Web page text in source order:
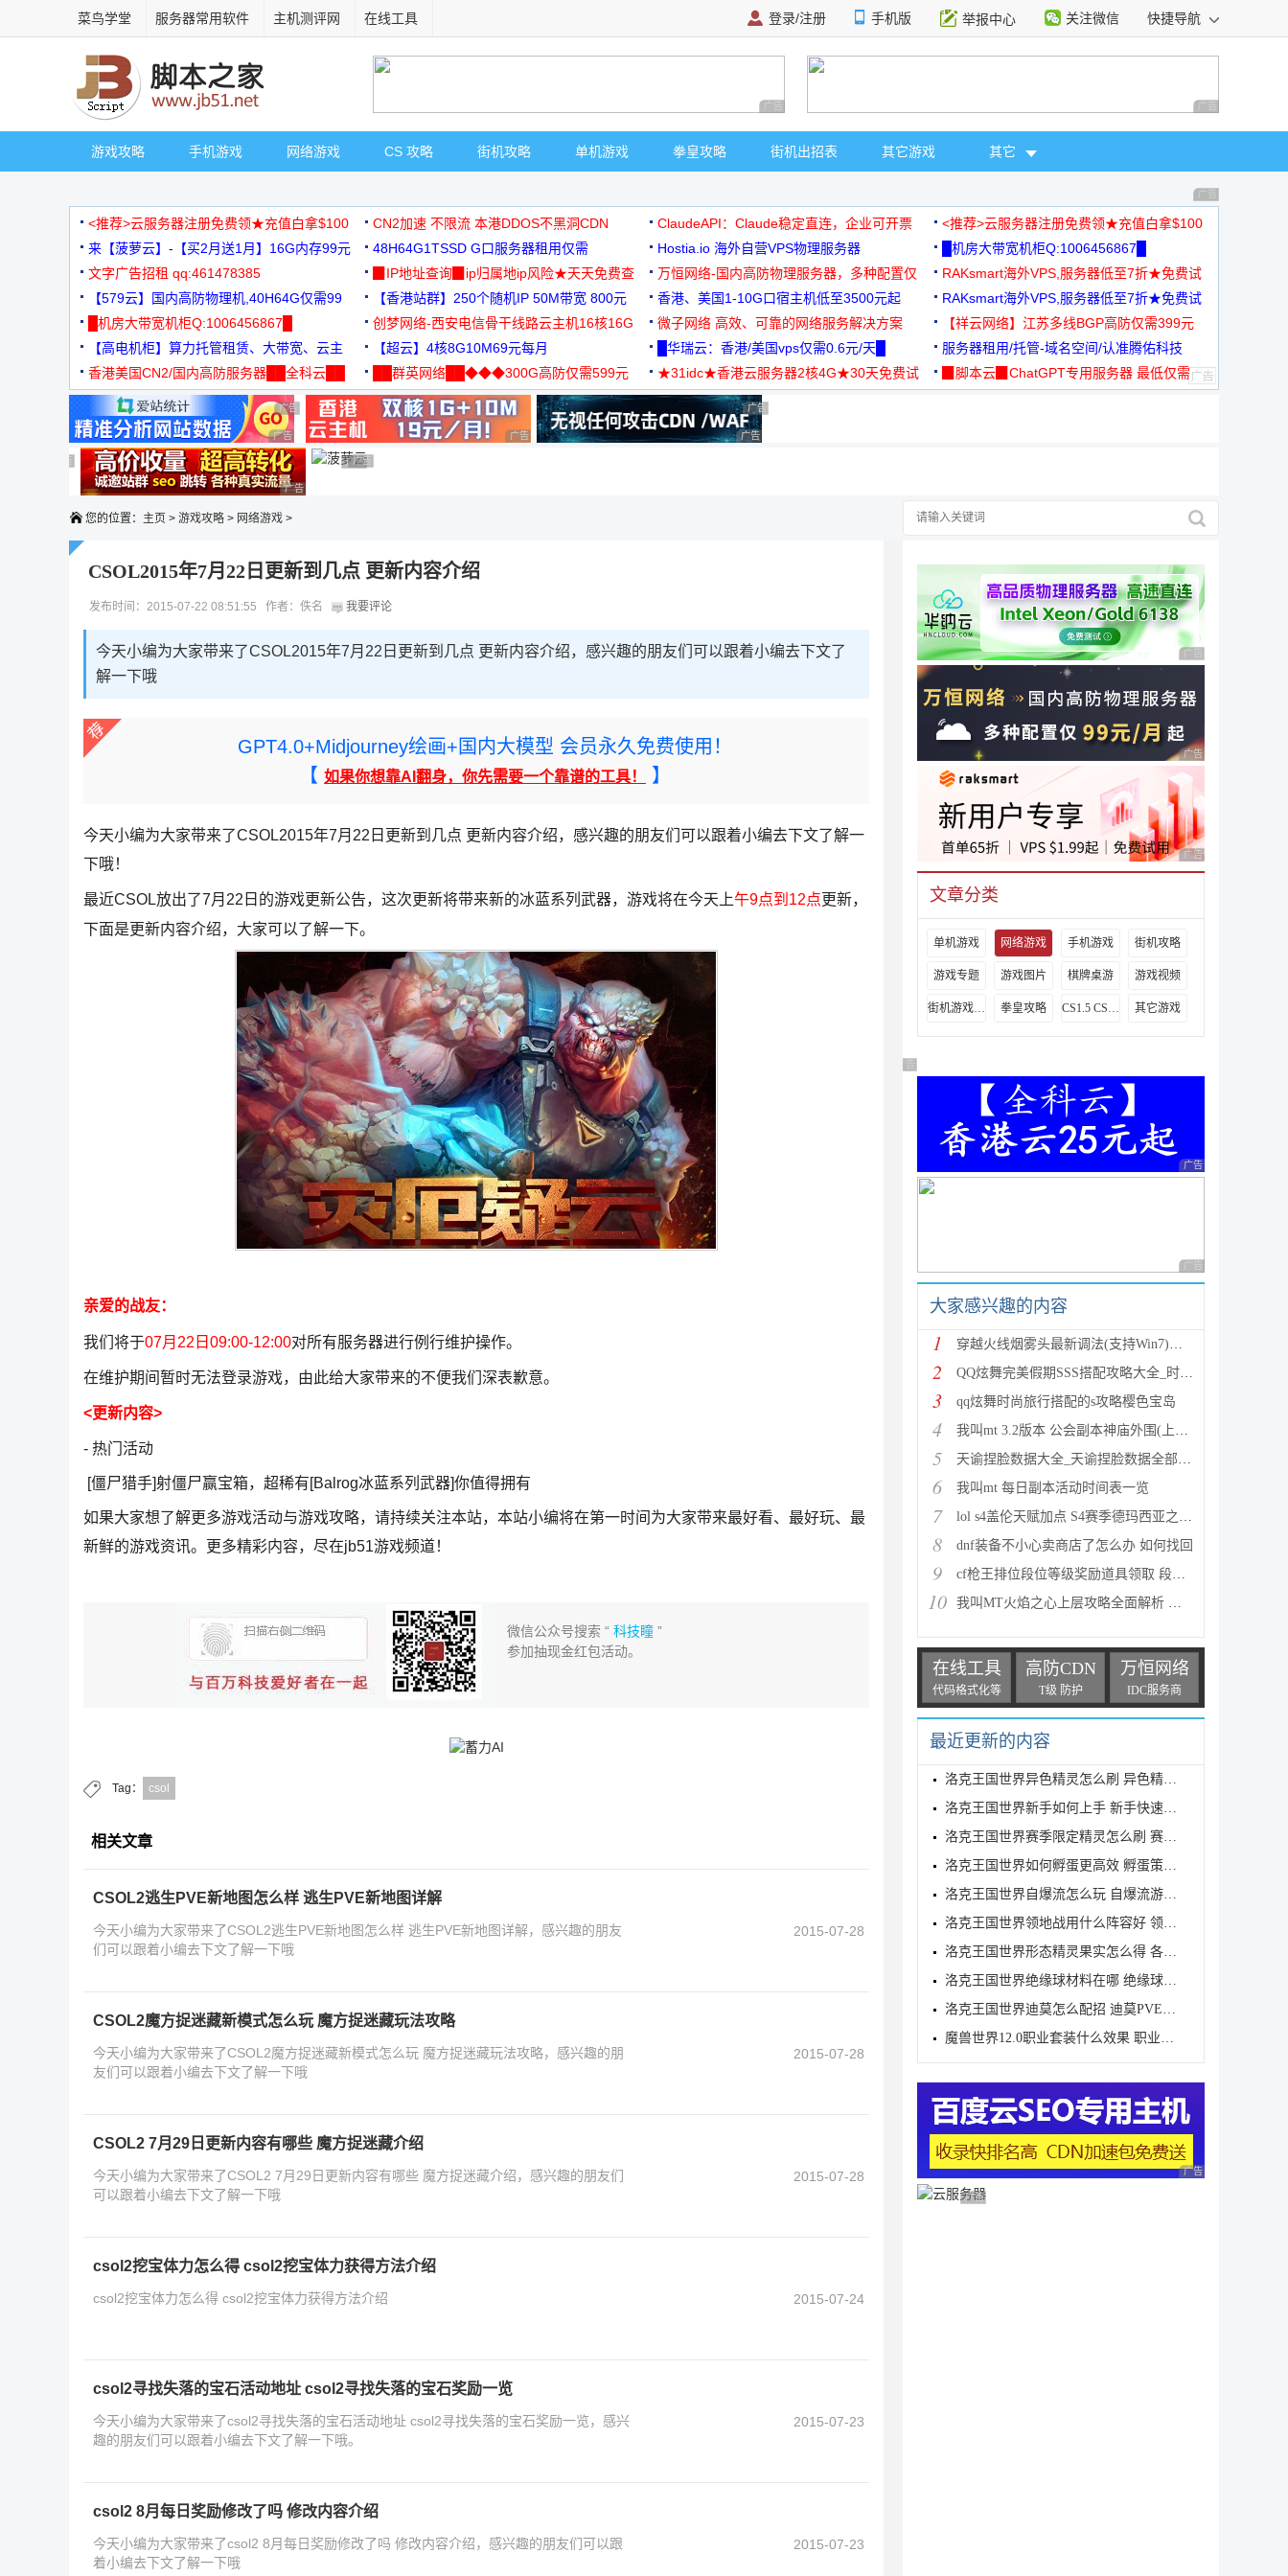
菜鸟学堂 服务器常用软件 主机测评网 在线工具 登录/注册 手机版 举报中心 关注微信 快捷导航
广告 商业广告，理性选择 广告 商业广告，理
游戏攻略 手机游戏 网络游戏 CS 攻略 街机攻略 单机游戏 拳皇攻略 街机出招表 其它游戏 其它
广告 商业广告，理
<推荐>云服务器注册免费领★充值白拿$100 CN2加速 不限流 本港DDOS不黑洞CDN ClaudeAPI：Claude稳定直连，企业可开票
<推荐>云服务器注册免费领★充值白拿$100
来【菠萝云】-【买2月送1月】16G内存99元
48H64G1TSSD G口服务器租用仅需
3000+可免费测试
Hostia.io 海外自营VPS物理服务器
█机房大带宽机柜Q:1006456867█
文字广告招租 qq:461478385
▉IP地址查询▉ip归属地ip风险★天天免费查
万恒网络-国内高防物理服务器，多种配置仅
99元/月起
RAKsmart海外VPS,服务器低至7折★免费试
用★
【579云】国内高防物理机,40H64G仅需99
元
【香港站群】250个随机IP 50M带宽 800元 香港、美国1-10G口宿主机低至3500元起
RAKsmart海外VPS,服务器低至7折★免费试
用★
█机房大带宽机柜Q:1006456867█
创梦网络-西安电信骨干线路云主机16核16G
88元/月
微子网络 高效、可靠的网络服务解决方案
【祥云网络】江苏多线BGP高防仅需399元
【高电机柜】算力托管租赁、大带宽、云主
机
【超云】4核8G10M69元每月 █华瑞云：香港/美国vps仅需0.6元/天█
服务器租用/托管-域名空间/认准腾佑科技
香港美国CN2/国内高防服务器██全科云██
██群英网络██◆◆◆300G高防仅需599元
◆◆◆
★31idc★香港云服务器2核4G★30天免费试
用◆
▉脚本云▉ChatGPT专用服务器 最低仅需
广告 商业广告，理性选择
广告 商业广告，理性选择
广告 商业广告，理性选择 广告 商业广告，理性选择
广告 商业广告，理性选择
广告 商业广告，理性选择
广告 商业广告，理性选择
广告 商业广告，理性选择
广告 商业广告，理性选择
广告 商业广告，理性选择
您的位置： 主页 > 游戏攻略 > 网络游戏 >
CSOL2015年7月22日更新到几点 更新内容介绍
发布时间：2015-07-22 08:51:55 作者：佚名 我要评论
今天小编为大家带来了CSOL2015年7月22日更新到几点 更新内容介绍，感兴趣的朋友们可以跟着小编去下文了
解一下哦
GPT4.0+Midjourney绘画+国内大模型 会员永久免费使用！
【 如果你想靠AI翻身，你先需要一个靠谱的工具！ 】
今天小编为大家带来了CSOL2015年7月22日更新到几点 更新内容介绍，感兴趣的朋友们可以跟着小编去下文了解一
下哦！
最近CSOL放出了7月22日的游戏更新公告，这次更新将带来新的冰蓝系列武器，游戏将在今天上午9点到12点更新，
下面是更新内容介绍，大家可以了解一下。
亲爱的战友：
我们将于07月22日09:00-12:00对所有服务器进行例行维护操作。
在维护期间暂时无法登录游戏，由此给大家带来的不便我们深表歉意。
<更新内容>
- 热门活动
[僵尸猎手]射僵尸赢宝箱，超稀有[Balrog冰蓝系列武器]你值得拥有
如果大家想了解更多游戏活动与游戏攻略，请持续关注本站，本站小编将在第一时间为大家带来最好看、最好玩、最
新鲜的游戏资讯。更多精彩内容，尽在jb51游戏频道！
微信公众号搜索 “科技瞳 ”
参加抽现金红包活动。
Tag： csol
相关文章
CSOL2逃生PVE新地图怎么样 逃生PVE新地图详解
今天小编为大家带来了CSOL2逃生PVE新地图怎么样 逃生PVE新地图详解，感兴趣的朋友
们可以跟着小编去下文了解一下哦
2015-07-28
CSOL2魔方捉迷藏新模式怎么玩 魔方捉迷藏玩法攻略
今天小编为大家带来了CSOL2魔方捉迷藏新模式怎么玩 魔方捉迷藏玩法攻略，感兴趣的朋
友们可以跟着小编去下文了解一下哦
2015-07-28
CSOL2 7月29日更新内容有哪些 魔方捉迷藏介绍
今天小编为大家带来了CSOL2 7月29日更新内容有哪些 魔方捉迷藏介绍，感兴趣的朋友们
可以跟着小编去下文了解一下哦
2015-07-28
csol2挖宝体力怎么得 csol2挖宝体力获得方法介绍
csol2挖宝体力怎么得 csol2挖宝体力获得方法介绍 2015-07-24
csol2寻找失落的宝石活动地址 csol2寻找失落的宝石奖励一览
今天小编为大家带来了csol2寻找失落的宝石活动地址 csol2寻找失落的宝石奖励一览，感兴
趣的朋友们可以跟着小编去下文了解一下哦。
2015-07-23
csol2 8月每日奖励修改了吗 修改内容介绍
今天小编为大家带来了csol2 8月每日奖励修改了吗 修改内容介绍，感兴趣的朋友们可以跟
着小编去下文了解一下哦
2015-07-23
广告 商业广告，理性
广告 商业广告，理性
广告 商业广告，理性
文章分类
单机游戏 网络游戏 手机游戏 街机攻略
游戏专题 游戏图片 棋牌桌游 游戏视频
街机游戏出招表 拳皇攻略 CS1.5 CS1.6攻略 其它游戏
广告 商业广告，理性选择
广告 商业广告，理性
广告 商业广告，理性
大家感兴趣的内容
1 穿越火线烟雾头最新调法(支持Win7)图文攻略
2 QQ炫舞完美假期SSS搭配攻略大全_时尚旅行完美假期1-15
3 qq炫舞时尚旅行搭配的s攻略樱色宝岛
4 我叫mt 3.2版本 公会副本神庙外围(上层)攻略心得
5 天谕捏脸数据大全_天谕捏脸数据全部汇总
6 我叫mt 每日副本活动时间表一览
7 lol s4盖伦天赋加点 S4赛季德玛西亚之力符文与出装推
8 dnf装备不小心卖商店了怎么办 如何找回
9 cf枪王排位段位等级奖励道具领取 段位等级奖励大全
10 我叫MT火焰之心上层攻略全面解析 挑战拉格罗斯
在线工具
代码格式化等
高防CDN
T级 防护
万恒网络
IDC服务商
最近更新的内容
洛克王国世界异色精灵怎么刷 异色精灵高效刷取指南
洛克王国世界新手如何上手 新手快速入门教学
洛克王国世界赛季限定精灵怎么刷 赛季限定奇遇精灵刷
洛克王国世界如何孵蛋更高效 孵蛋策略分享
洛克王国世界自爆流怎么玩 自爆流游玩心得
洛克王国世界领地战用什么阵容好 领地战速通阵容推荐
洛克王国世界形态精灵果实怎么得 各形态精灵果实获取
洛克王国世界绝缘球材料在哪 绝缘球材料收集线路攻略
洛克王国世界迪莫怎么配招 迪莫PVE与PVP配招推荐
魔兽世界12.0职业套装什么效果 职业套装一览
广告 商业广告，理性
广告 商业广告，理性选择